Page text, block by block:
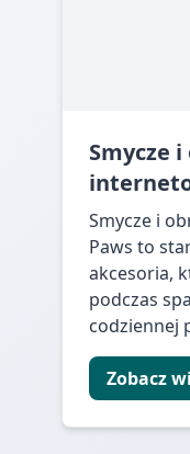
Smycze
Smycze i
Paws to
akcesoria,
podczas
codziennej
Zobacz